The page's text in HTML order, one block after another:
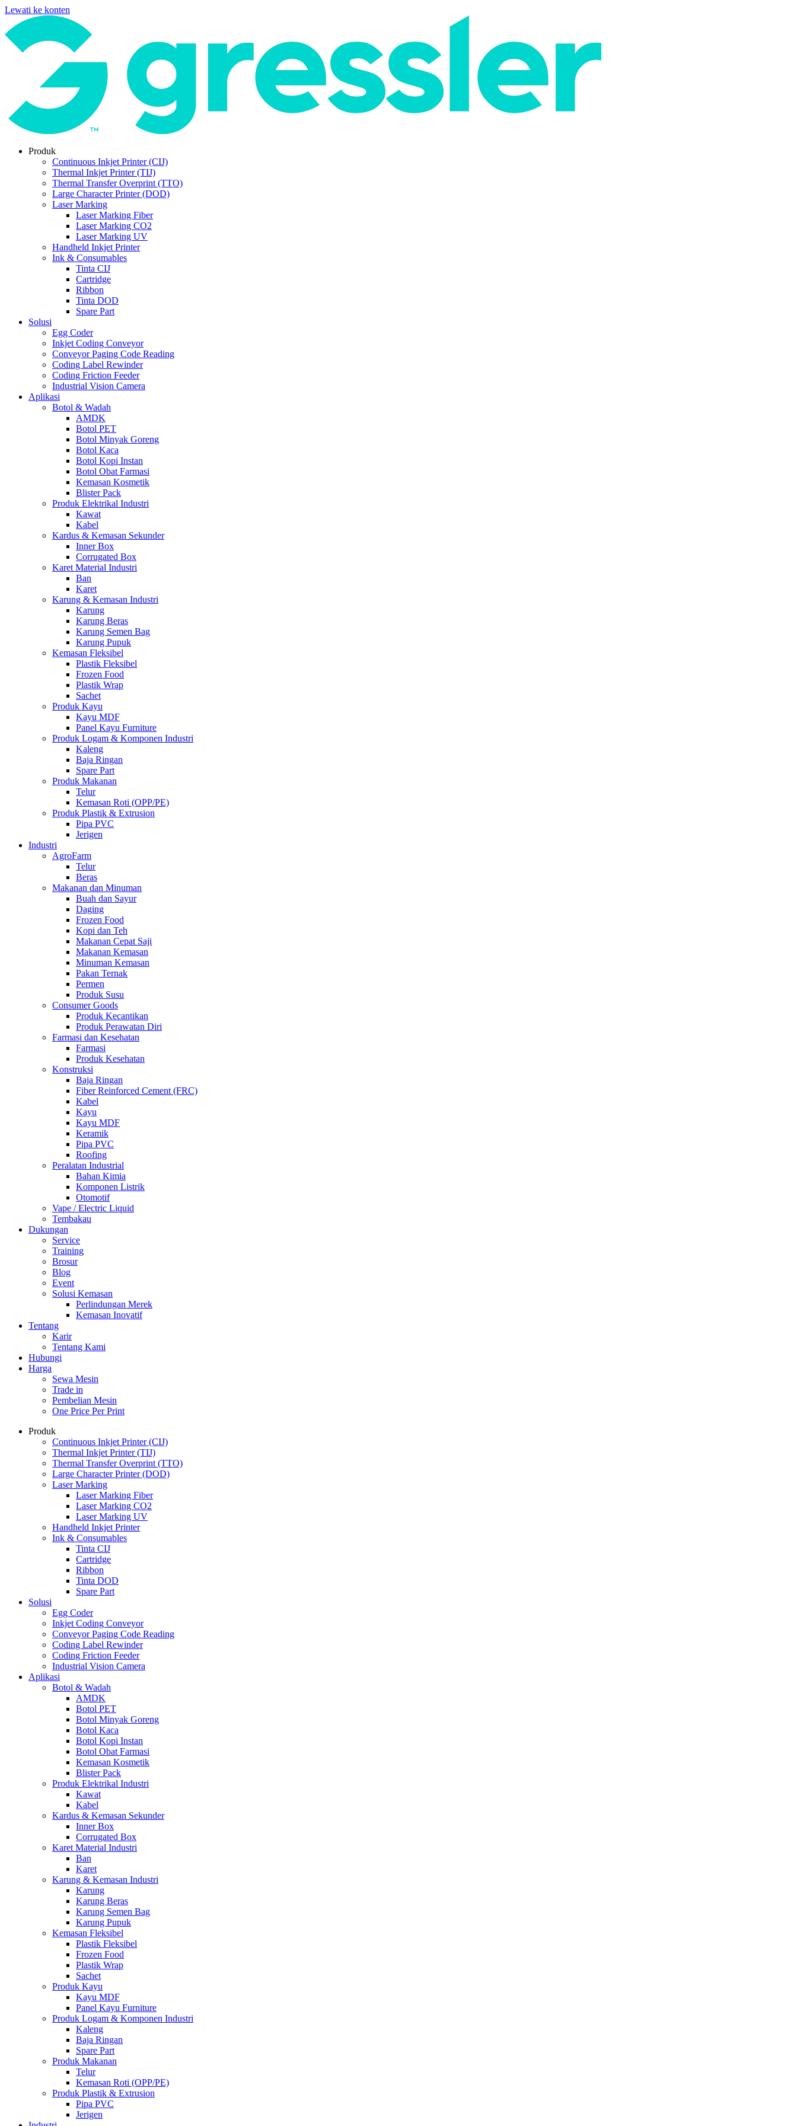
Lewati ke konten
Produk
Continuous Inkjet Printer (CIJ)
Thermal Inkjet Printer (TIJ)
Thermal Transfer Overprint (TTO)
Large Character Printer (DOD)
Laser Marking
Laser Marking Fiber
Laser Marking CO2
Laser Marking UV
Handheld Inkjet Printer
Ink & Consumables
Tinta CIJ
Cartridge
Ribbon
Tinta DOD
Spare Part
Solusi
Egg Coder
Inkjet Coding Conveyor
Conveyor Paging Code Reading
Coding Label Rewinder
Coding Friction Feeder
Industrial Vision Camera
Aplikasi
Botol & Wadah
AMDK
Botol PET
Botol Minyak Goreng
Botol Kaca
Botol Kopi Instan
Botol Obat Farmasi
Kemasan Kosmetik
Blister Pack
Produk Elektrikal Industri
Kawat
Kabel
Kardus & Kemasan Sekunder
Inner Box
Corrugated Box
Karet Material Industri
Ban
Karet
Karung & Kemasan Industri
Karung
Karung Beras
Karung Semen Bag
Karung Pupuk
Kemasan Fleksibel
Plastik Fleksibel
Frozen Food
Plastik Wrap
Sachet
Produk Kayu
Kayu MDF
Panel Kayu Furniture
Produk Logam & Komponen Industri
Kaleng
Baja Ringan
Spare Part
Produk Makanan
Telur
Kemasan Roti (OPP/PE)
Produk Plastik & Extrusion
Pipa PVC
Jerigen
Industri
AgroFarm
Telur
Beras
Makanan dan Minuman
Buah dan Sayur
Daging
Frozen Food
Kopi dan Teh
Makanan Cepat Saji
Makanan Kemasan
Minuman Kemasan
Pakan Ternak
Permen
Produk Susu
Consumer Goods
Produk Kecantikan
Produk Perawatan Diri
Farmasi dan Kesehatan
Farmasi
Produk Kesehatan
Konstruksi
Baja Ringan
Fiber Reinforced Cement (FRC)
Kabel
Kayu
Kayu MDF
Keramik
Pipa PVC
Roofing
Peralatan Industrial
Bahan Kimia
Komponen Listrik
Otomotif
Vape / Electric Liquid
Tembakau
Dukungan
Service
Training
Brosur
Blog
Event
Solusi Kemasan
Perlindungan Merek
Kemasan Inovatif
Tentang
Karir
Tentang Kami
Hubungi
Harga
Sewa Mesin
Trade in
Pembelian Mesin
One Price Per Print
Produk
Continuous Inkjet Printer (CIJ)
Thermal Inkjet Printer (TIJ)
Thermal Transfer Overprint (TTO)
Large Character Printer (DOD)
Laser Marking
Laser Marking Fiber
Laser Marking CO2
Laser Marking UV
Handheld Inkjet Printer
Ink & Consumables
Tinta CIJ
Cartridge
Ribbon
Tinta DOD
Spare Part
Solusi
Egg Coder
Inkjet Coding Conveyor
Conveyor Paging Code Reading
Coding Label Rewinder
Coding Friction Feeder
Industrial Vision Camera
Aplikasi
Botol & Wadah
AMDK
Botol PET
Botol Minyak Goreng
Botol Kaca
Botol Kopi Instan
Botol Obat Farmasi
Kemasan Kosmetik
Blister Pack
Produk Elektrikal Industri
Kawat
Kabel
Kardus & Kemasan Sekunder
Inner Box
Corrugated Box
Karet Material Industri
Ban
Karet
Karung & Kemasan Industri
Karung
Karung Beras
Karung Semen Bag
Karung Pupuk
Kemasan Fleksibel
Plastik Fleksibel
Frozen Food
Plastik Wrap
Sachet
Produk Kayu
Kayu MDF
Panel Kayu Furniture
Produk Logam & Komponen Industri
Kaleng
Baja Ringan
Spare Part
Produk Makanan
Telur
Kemasan Roti (OPP/PE)
Produk Plastik & Extrusion
Pipa PVC
Jerigen